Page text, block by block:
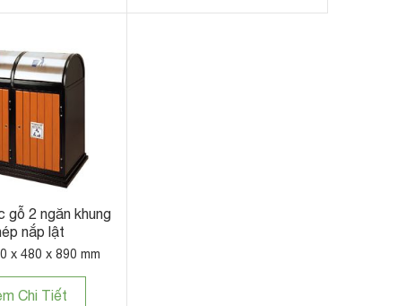
gỗ 2 ngăn khung
nắp lật
x 480 x 890 mm
Chi Tiết